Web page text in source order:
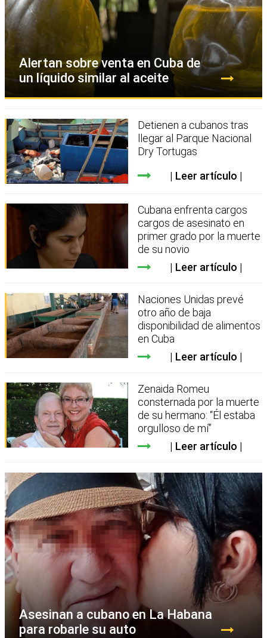
Alertan sobre venta en Cuba de
un líquido similar al aceite
Detienen a cubanos tras
llegar al Parque Nacional
Dry Tortugas
Leer artículo
Cubana enfrenta cargos
cargos de asesinato en
primer grado por la muerte
de su novio
Leer artículo
Naciones Unidas prevé
otro año de baja
disponibilidad de alimentos
en Cuba
Leer artículo
Zenaida Romeu
consternada por la muerte
de su hermano: “Él estaba
orgulloso de mí”
Leer artículo
Asesinan a cubano en La Habana
para robarle su auto